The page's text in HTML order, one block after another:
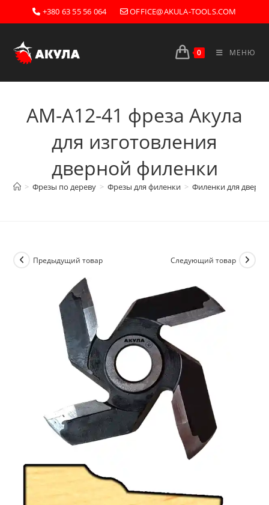
Перейти
к
+380 63 55 56 064 OFFICE@AKULA-TOOLS.COM
0 МЕНЮ
AM-A12-41 фреза Акула
для изготовления
дверной филенки
> Фрезы по дереву > Фрезы для филенки > Филенки для дверей
Предыдущий товар Следующий товар